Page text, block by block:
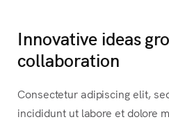
Innovative ideas
collaboration
Consectetur adipiscing elit,
incididunt ut labore et dolore